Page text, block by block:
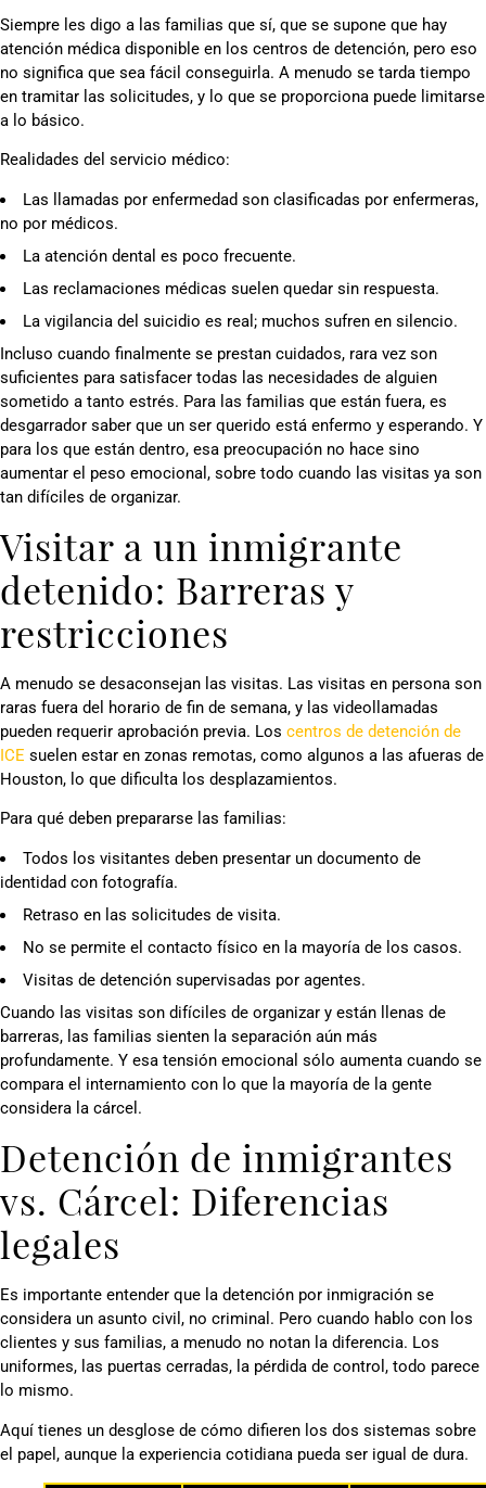
Siempre les digo a las familias que sí, que se supone que hay
atención médica disponible en los centros de detención, pero eso
no significa que sea fácil conseguirla. A menudo se tarda tiempo
en tramitar las solicitudes, y lo que se proporciona puede limitarse
a lo básico.
Realidades del servicio médico:
Las llamadas por enfermedad son clasificadas por enfermeras,
no por médicos.
La atención dental es poco frecuente.
Las reclamaciones médicas suelen quedar sin respuesta.
La vigilancia del suicidio es real; muchos sufren en silencio.
Incluso cuando finalmente se prestan cuidados, rara vez son
suficientes para satisfacer todas las necesidades de alguien
sometido a tanto estrés. Para las familias que están fuera, es
desgarrador saber que un ser querido está enfermo y esperando. Y
para los que están dentro, esa preocupación no hace sino
aumentar el peso emocional, sobre todo cuando las visitas ya son
tan difíciles de organizar.
Visitar a un inmigrante
detenido: Barreras y
restricciones
A menudo se desaconsejan las visitas. Las visitas en persona son
raras fuera del horario de fin de semana, y las videollamadas
pueden requerir aprobación previa. Los centros de detención de
ICE suelen estar en zonas remotas, como algunos a las afueras de
Houston, lo que dificulta los desplazamientos.
Para qué deben prepararse las familias:
Todos los visitantes deben presentar un documento de
identidad con fotografía.
Retraso en las solicitudes de visita.
No se permite el contacto físico en la mayoría de los casos.
Visitas de detención supervisadas por agentes.
Cuando las visitas son difíciles de organizar y están llenas de
barreras, las familias sienten la separación aún más
profundamente. Y esa tensión emocional sólo aumenta cuando se
compara el internamiento con lo que la mayoría de la gente
considera la cárcel.
Detención de inmigrantes
vs. Cárcel: Diferencias
legales
Es importante entender que la detención por inmigración se
considera un asunto civil, no criminal. Pero cuando hablo con los
clientes y sus familias, a menudo no notan la diferencia. Los
uniformes, las puertas cerradas, la pérdida de control, todo parece
lo mismo.
Aquí tienes un desglose de cómo difieren los dos sistemas sobre
el papel, aunque la experiencia cotidiana pueda ser igual de dura.